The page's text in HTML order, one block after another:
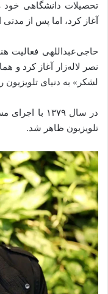
تحصیلات دانشگاهی خود
آغاز کرد، اما پس از
نصر لاله‌زار آغاز کرد و
لشکر» به دنیای تلویزیون
در سال ۱۳۷۹
تلویزیون ظاهر شد.